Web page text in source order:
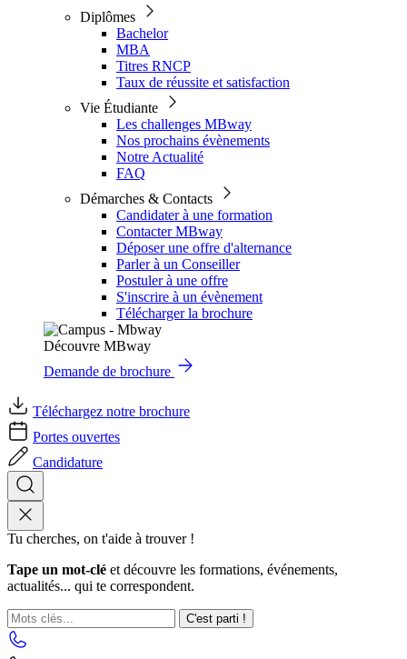
Diplômes
Bachelor
MBA
Titres RNCP
Taux de réussite et satisfaction
Vie Étudiante
Les challenges MBway
Nos prochains évènements
Notre Actualité
FAQ
Démarches & Contacts
Candidater à une formation
Contacter MBway
Déposer une offre d'alternance
Parler à un Conseiller
Postuler à une offre
S'inscrire à un évènement
Télécharger la brochure
Découvre MBway
Demande de brochure
Téléchargez notre brochure
Portes ouvertes
Candidature
Tu cherches, on t'aide à trouver !
Tape un mot-clé et découvre les formations, événements,
actualités... qui te correspondent.
C'est parti !